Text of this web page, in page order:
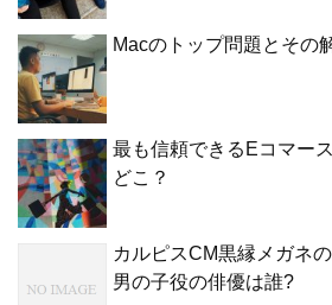
Macのトップ問題とその
最も信頼できるEコマー
どこ？
カルピスCM黒縁メガネ
男の子役の俳優は誰?